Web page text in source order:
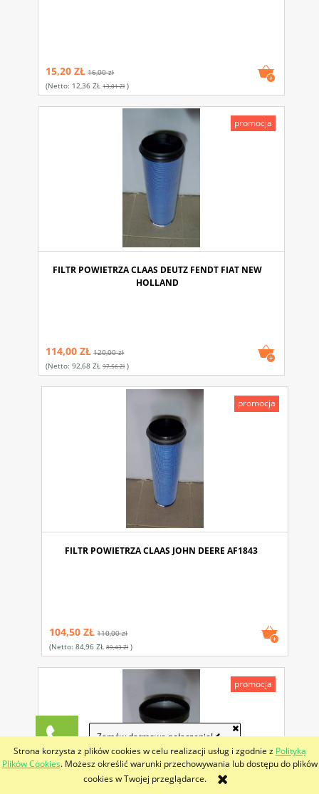
Strona korzysta z plików cookies w celu realizacji usług i zgodnie z Polityką
Plików Cookies. Możesz określić warunki przechowywania lub dostępu do plików
cookies w Twojej przeglądarce.
15,20 ZŁ 16,00 zł
(netto: 12,36 ZŁ 13,01 Zł)
FILTR POWIETRZA CLAAS DEUTZ FENDT FIAT NEW
HOLLAND
114,00 ZŁ 120,00 zł
(netto:92,68 ZŁ 97,56 Zł)
promocja
FILTR POWIETRZA CLAAS JOHN DEERE AF1843
104,50 ZŁ 110,00 zł
(netto:84,96 ZŁ 89,43 Zł)
promocja
promocja
Zamów darmowe połączenie!